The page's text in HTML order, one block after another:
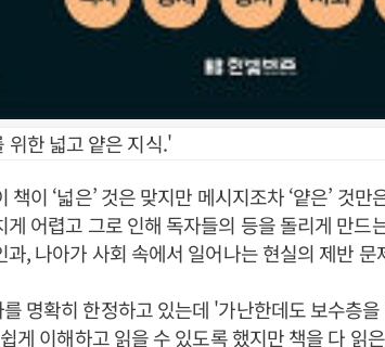
한 넓고 얕은 지식.'
책이 ‘넓은’ 것은 맞지만 메시지조차 ‘얕은’ 것
게 어렵고 그로 인해 독자들의 등을 돌리게 만드
과, 나아가 사회 속에서 일어나는 현실의 제반
명확히 한정하고 있는데 '가난한데도 보수층
게 이해하고 읽을 수 있도록 했지만 책을 다 읽